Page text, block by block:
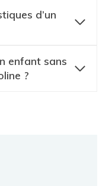
d’un
enfant sans
?